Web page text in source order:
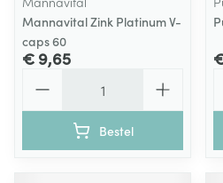
Mannavital Zink Platinum V-
caps 60
€ 9,65
Bestel